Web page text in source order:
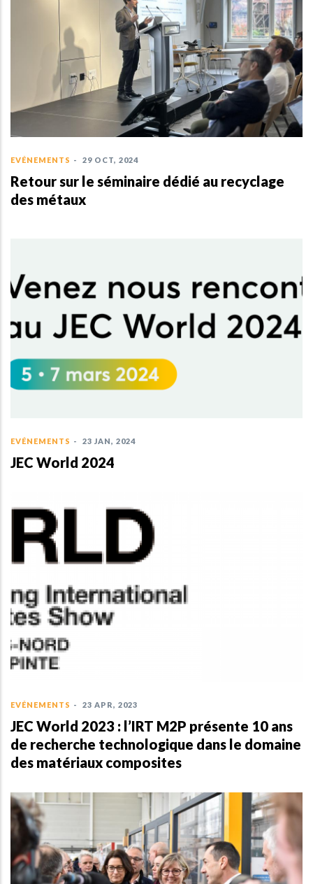
EVÉNEMENTS - 29 OCT, 2024
Retour sur le séminaire dédié au recyclage
des métaux
EVÉNEMENTS - 23 JAN, 2024
JEC World 2024
EVÉNEMENTS - 23 APR, 2023
JEC World 2023 : l’IRT M2P présente 10 ans
de recherche technologique dans le domaine
des matériaux composites